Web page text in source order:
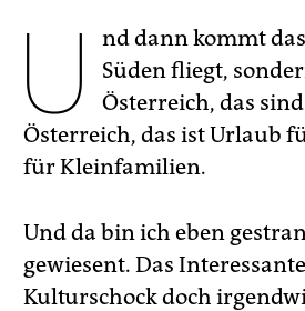
U
nd dann kommt
Süden fliegt,
Österreich, das
Österreich, das ist Urlaub
für Kleinfamilien.
Und da bin ich eben
gewiesent. Das
Kulturschock doch